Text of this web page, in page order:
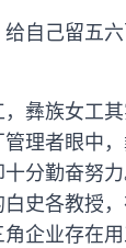
自己留五
彝族女工
理者眼中
分勤奋努
史各教授
企业存在